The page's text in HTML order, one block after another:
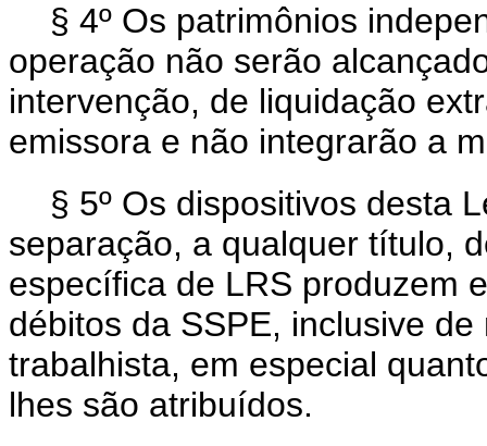
§ 4º Os patrimônios
operação não serão
intervenção, de liquidação
emissora e não integrarão a
§ 5º Os dispositivos desta
separação, a qualquer título,
específica de LRS produzem
débitos da SSPE, inclusive
trabalhista, em especial
lhes são atribuídos.